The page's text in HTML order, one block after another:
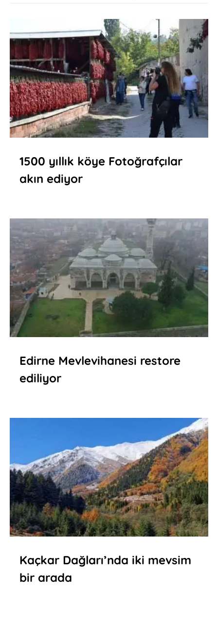
1500 yıllık köye Fotoğrafçılar
akın ediyor
Edirne Mevlevihanesi restore
ediliyor
Kaçkar Dağları’nda iki mevsim
bir arada